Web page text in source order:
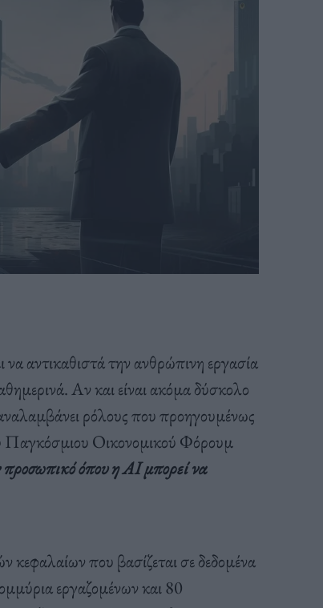
αντικαθιστά την ανθρώπινη εργασία
Αν και είναι ακόμα δύσκολο
ρόλους που προηγουμένως
Παγκόσμιου Οικονομικού Φόρουμ
όπου η AI μπορεί να
κεφαλαίων που βασίζεται σε δεδομένα
εργαζομένων και 80